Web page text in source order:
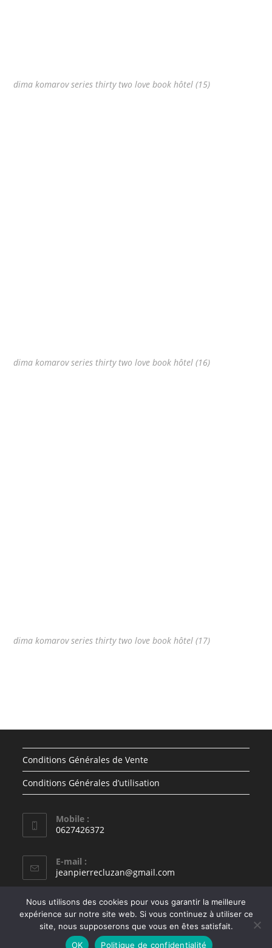
dima komarov series thirty two love book hôtel (15)
dima komarov series thirty two love book hôtel (16)
dima komarov series thirty two love book hôtel (17)
Conditions Générales de Vente
Conditions Générales d’utilisation
Mobile :
0627426372
E-mail :
jeanpierrecluzan@gmail.com
Politique de confidentialité Mentions légales
Nous utilisons des cookies pour vous garantir la meilleure
expérience sur notre site web. Si vous continuez à utiliser ce
site, nous supposerons que vous en êtes satisfait.
OK
Politique de confidentialité